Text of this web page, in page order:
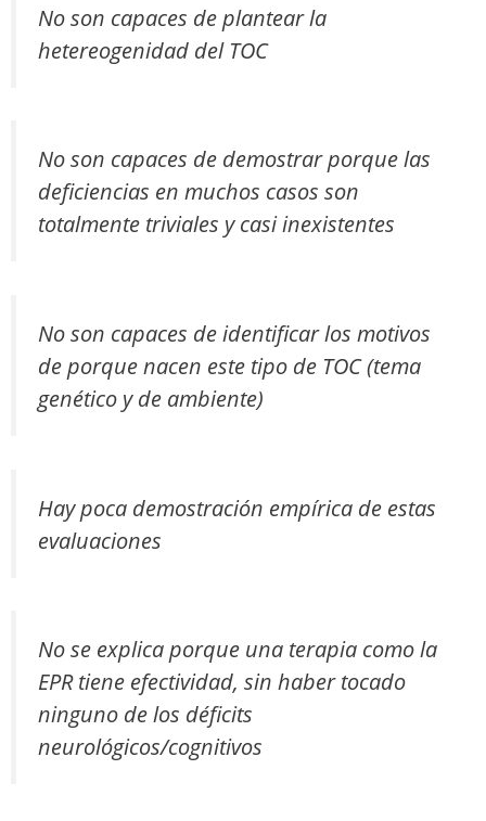
No son capaces de plantear la
hetereogenidad del TOC
No son capaces de demostrar porque las
deficiencias en muchos casos son
totalmente triviales y casi inexistentes
No son capaces de identificar los motivos
de porque nacen este tipo de TOC (tema
genético y de ambiente)
Hay poca demostración empírica de estas
evaluaciones
No se explica porque una terapia como la
EPR tiene efectividad, sin haber tocado
ninguno de los déficits
neurológicos/cognitivos